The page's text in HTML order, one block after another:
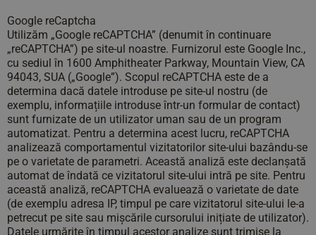
Google reCaptcha
Utilizăm „Google reCAPTCHA” (denumit în continuare
„reCAPTCHA”) pe site-ul noastre. Furnizorul este Google Inc.,
cu sediul în 1600 Amphitheater Parkway, Mountain View, CA
94043, SUA („Google”). Scopul reCAPTCHA este de a
determina dacă datele introduse pe site-ul nostru (de
exemplu, informațiile introduse într-un formular de contact)
sunt furnizate de un utilizator uman sau de un program
automatizat. Pentru a determina acest lucru, reCAPTCHA
analizează comportamentul vizitatorilor site-ului bazându-se
pe o varietate de parametri. Această analiză este declanșată
automat de îndată ce vizitatorul site-ului intră pe site. Pentru
această analiză, reCAPTCHA evaluează o varietate de date
(de exemplu adresa IP, timpul pe care vizitatorul site-ului le-a
petrecut pe site sau mișcările cursorului inițiate de utilizator).
Datele urmărite în timpul acestor analize sunt trimise la